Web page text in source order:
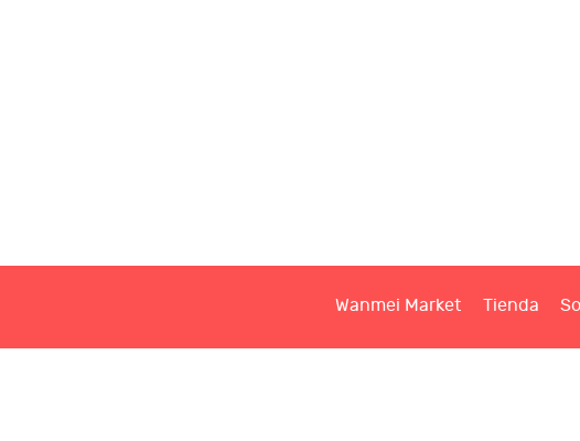
Wanmei Market Tienda